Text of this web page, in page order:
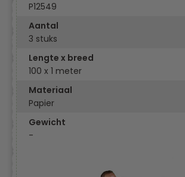
P12549
Aantal
3 stuks
Lengte x breed
100 x 1 meter
Materiaal
Papier
Gewicht
-